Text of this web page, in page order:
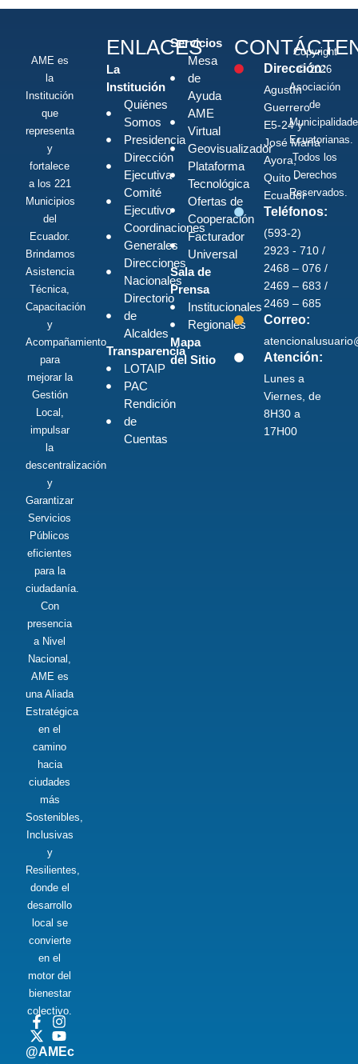
AME es
la
Institución
que
representa
y
fortalece
a los 221
Municipios
del
Ecuador.
Brindamos
Asistencia
Técnica,
Capacitación
y
Acompañamiento
para
mejorar la
Gestión
Local,
impulsar
la
descentralización
y
Garantizar
Servicios
Públicos
eficientes
para la
ciudadanía.
Con
presencia
a Nivel
Nacional,
AME es
una Aliada
Estratégica
en el
camino
hacia
ciudades
más
Sostenibles,
Inclusivas
y
Resilientes,
donde el
desarrollo
local se
convierte
en el
motor del
bienestar
colectivo.
@AMEc
ENLACES
La
Institución
Quiénes
Somos
Presidencia
Dirección
Ejecutiva
Comité
Ejecutivo
Coordinaciones
Generales
Direcciones
Nacionales
Directorio
de
Alcaldes
Transparencia
LOTAIP
PAC
Rendición
de
Cuentas
Servicios
Mesa
de
Ayuda
AME
Virtual
Geovisualizador
Plataforma
Tecnológica
Ofertas de
Cooperación
Facturador
Universal
Sala de
Prensa
Institucionales
Regionales
Mapa
del Sitio
Dirección:
Agustín
Guerrero
E5-24 y
José María
Ayora,
Quito -
Ecuador
Teléfonos:
(593-2)
2923 - 710 /
2468 – 076 /
2469 – 683 /
2469 – 685
Correo:
Atención:
Lunes a
Viernes, de
8H30 a
17H00
Copyright
© 2026
Asociación
de
Ecuatorianas.
Todos los
Derechos
Reservados.